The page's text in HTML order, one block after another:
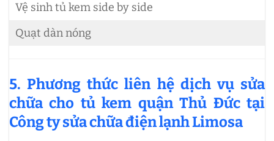
Vệ sinh tủ kem side by side
Quạt dàn nóng
5. Phương thức liên hệ dịch vụ sửa
chữa cho tủ kem quận Thủ Đức tại
Công ty sửa chữa điện lạnh Limosa